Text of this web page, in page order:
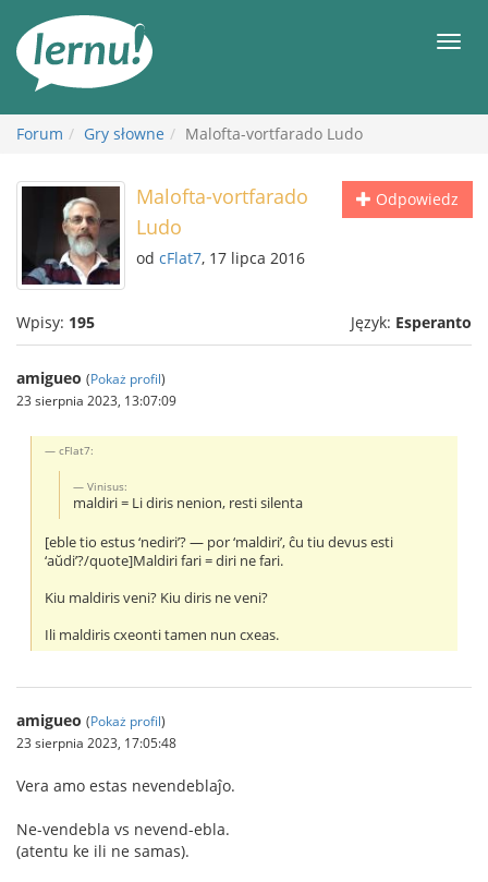
Forum Gry słowne Malofta-vortfarado Ludo
Odpowiedz
Malofta-vortfarado
Ludo
od cFlat7, 17 lipca 2016
Wpisy: 195 Język: Esperanto
amigueo (Pokaż profil)
23 sierpnia 2023, 13:07:09
cFlat7:
Vinisus:
maldiri = Li diris nenion, resti silenta
[eble tio estus ‘nediri’? — por ‘maldiri’, ĉu tiu devus esti
‘aŭdi’?/quote]Maldiri fari = diri ne fari.
Kiu maldiris veni? Kiu diris ne veni?
Ili maldiris cxeonti tamen nun cxeas.
amigueo (Pokaż profil)
23 sierpnia 2023, 17:05:48
Vera amo estas nevendeblaĵo.
Ne-vendebla vs nevend-ebla.
(atentu ke ili ne samas).